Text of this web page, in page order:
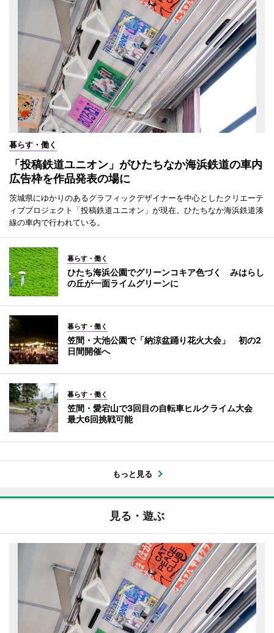
暮らす・働く
「投稿鉄道ユニオン」がひたちなか海浜鉄道の車内
広告枠を作品発表の場に
茨城県にゆかりのあるグラフィックデザイナーを中心としたクリエーテ
ィブプロジェクト「投稿鉄道ユニオン」が現在、ひたちなか海浜鉄道湊
線の車内で行われている。
暮らす・働く
ひたち海浜公園でグリーンコキア色づく みはらし
の丘が一面ライムグリーンに
暮らす・働く
笠間・大池公園で「納涼盆踊り花火大会」 初の2
日間開催へ
暮らす・働く
笠間・愛宕山で3回目の自転車ヒルクライム大会
最大6回挑戦可能
もっと見る
見る・遊ぶ